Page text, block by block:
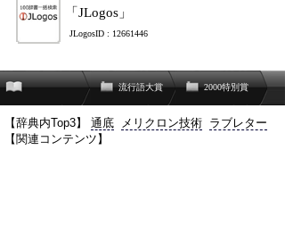
「JLogos」
JLogosID : 12661446
流行語大賞 2000特別賞
【辞典内Top3】 通底 メリクロン技術 ラブレター
【関連コンテンツ】